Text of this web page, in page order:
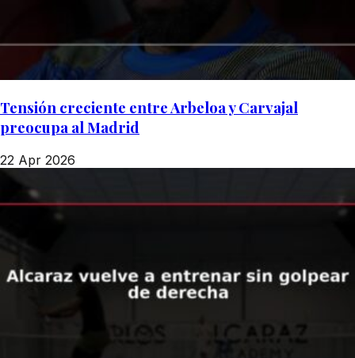
Tensión creciente entre Arbeloa y Carvajal
preocupa al Madrid
22 Apr 2026